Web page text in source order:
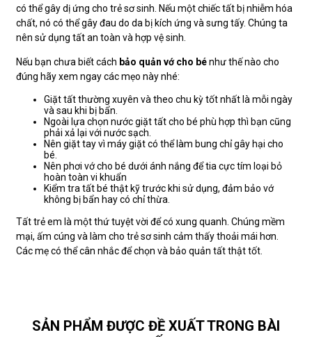
có thể gây dị ứng cho trẻ sơ sinh. Nếu một chiếc tất bị nhiễm hóa
chất, nó có thể gây đau do da bị kích ứng và sưng tấy. Chúng ta
nên sử dụng tất an toàn và hợp vệ sinh.
Nếu bạn chưa biết cách bảo quản vớ cho bénhư thế nào cho
đúng hãy xem ngay các mẹo này nhé:
Giặt tất thường xuyên và theo chu kỳ tốt nhất là mỗi ngày
và sau khi bị bẩn.
Ngoài lựa chọn nước giặt tất cho bé phù hợp thì bạn cũng
phải xả lại với nước sạch.
Nên giặt tay vì máy giặt có thể làm bung chỉ gây hại cho
bé.
Nên phơi vớ cho bé dưới ánh nắng để tia cực tím loại bỏ
hoàn toàn vi khuẩn
Kiểm tra tất bé thật kỹ trước khi sử dụng, đảm bảo vớ
không bị bẩn hay có chỉ thừa.
Tất trẻ em là một thứ tuyệt vời để có xung quanh. Chúng mềm
mại, ấm cúng và làm cho trẻ sơ sinh cảm thấy thoải mái hơn.
Các mẹ có thể cân nhắc để chọn và bảo quản tất thật tốt.
SẢN PHẨM ĐƯỢC ĐỀ XUẤT TRONG BÀI